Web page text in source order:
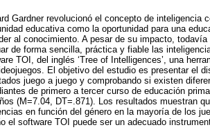
Gardner revolucionó el concepto de
educativa como la oportunidad para una
al conocimiento. A pesar de su impacto,
de forma sencilla, práctica y fiable las
TOI, del inglés ‘Tree of Intelligences’, una
El objetivo del estudio es presentar el
juego a juego y comprobando si existen
de primero a tercer curso de educación
(M=7.04, DT=.871). Los resultados muestran
en función del género en la mayoría de los
el software TOI puede ser un adecuado